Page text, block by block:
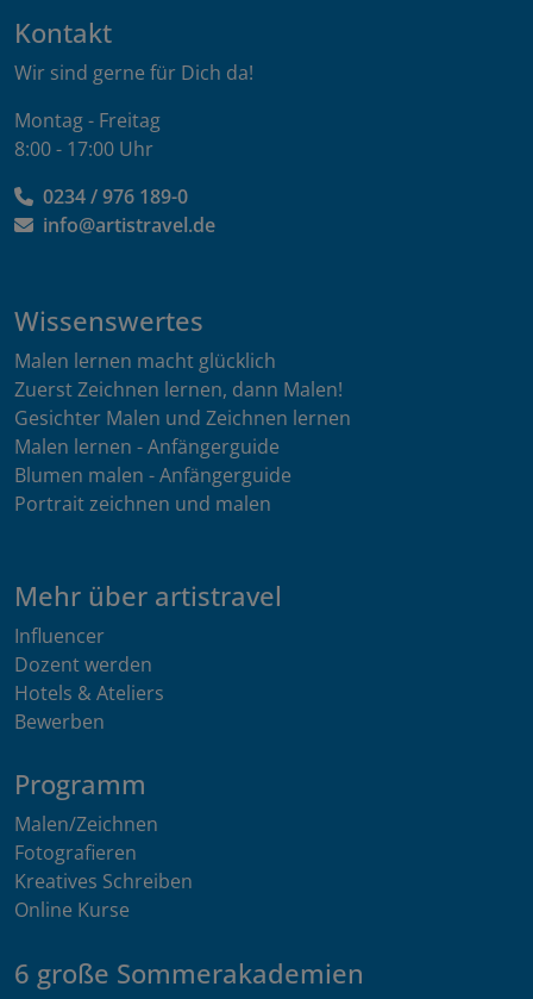
Kontakt
Wir sind gerne für Dich da!
Montag - Freitag
8:00 - 17:00 Uhr
0234 / 976 189-0
info@artistravel.de
Wissenswertes
Malen lernen macht glücklich
Zuerst Zeichnen lernen, dann Malen!
Gesichter Malen und Zeichnen lernen
Malen lernen - Anfängerguide
Blumen malen - Anfängerguide
Portrait zeichnen und malen
Mehr über artistravel
Influencer
Dozent werden
Hotels & Ateliers
Bewerben
Programm
Malen/Zeichnen
Fotografieren
Kreatives Schreiben
Online Kurse
6 große Sommerakademien